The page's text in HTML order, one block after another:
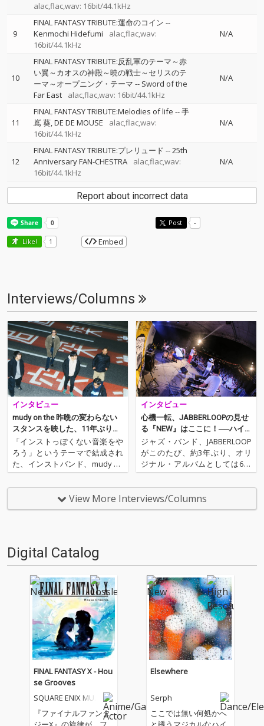
alac,flac,wav: 16bit/44.1kHz
9
FINAL FANTASY TRIBUTE:運命のコイン --
Kenmochi Hidefumi
alac,flac,wav:
16bit/44.1kHz
N/A
10
FINAL FANTASY TRIBUTE:反乱軍のテーマ～赤
い翼～カオスの神殿～暁の戦士～セリスのテ
ーマ～オープニング・テーマ -- Sword of the
Far East
alac,flac,wav: 16bit/44.1kHz
N/A
11
FINAL FANTASY TRIBUTE:Melodies of life --手
嶌 葵, DE DE MOUSE
alac,flac,wav:
16bit/44.1kHz
N/A
12
FINAL FANTASY TRIBUTE:プレリュード --25th
Anniversary FAN-CHESTRA
alac,flac,wav:
16bit/44.1kHz
N/A
Report about incorrect data
Post -
Like! 1 Embed
Interviews/Columns
インタビュー
mudy on the 昨晩の変わらない
スタンスを映した、11年ぶりの
新作『An Instrumental』
「インストっぽくない音楽をや
ろう」というテーマで結成され
た、インストバンド、mudy on
the 昨晩。前作がリリースされ
てから11年、彼らは驚きの決断
をした。3月8日にリリースされ
た新作には、初のヴォーカルを
インタビュー
心機一転、JABBERLOOPの見せ
る『NEW』はここに！──ハイ
レゾ独占配信
ジャズ・バンド、JABBERLOOP
がこのたび、約3年ぶり、オリ
ジナル・アルバムとしては6枚
目の『NEW』をリリースする。
もはやベテランと言ってもいい
キャリアを持つ彼らだが、昨年
は結成時からのドラマー、YOH
View More Interviews/Columns
Digital Catalog
FINAL FANTASY X - Hou
se Grooves
SQUARE ENIX MUSI
『ファイナルファンタ
Elsewhere
Serph
ここでは無い何処かへ